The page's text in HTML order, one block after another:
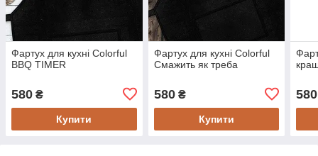
Фартух для кухні Сolorful
BBQ TIMER
580 ₴
Купити
Фартух для кухні Сolorful
Смажить як треба
580₴
Купити
580